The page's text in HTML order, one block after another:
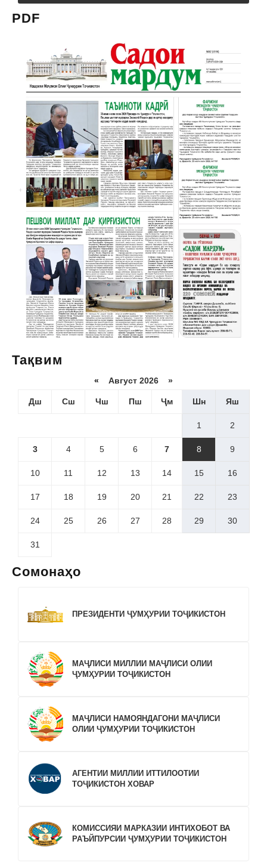
PDF
Тақвим
« Август 2026 »
Дш Сш Чш Пш Ҷм Шн Яш
1 2
3 4 5 6 7 8 9
10 11 12 13 14 15 16
17 18 19 20 21 22 23
24 25 26 27 28 29 30
31
Сомонаҳо
ПРЕЗИДЕНТИ ҶУМҲУРИИ ТОҶИКИСТОН
МАҶЛИСИ МИЛЛИИ МАҶЛИСИ ОЛИИ
ҶУМҲУРИИ ТОҶИКИСТОН
МАҶЛИСИ НАМОЯНДАГОНИ МАҶЛИСИ
ОЛИИ ҶУМҲУРИИ ТОҶИКИСТОН
АГЕНТИИ МИЛЛИИ ИТТИЛООТИИ
ТОҶИКИСТОН ХОВАР
КОМИССИЯИ МАРКАЗИИ ИНТИХОБОТ ВА
РАЪЙПУРСИИ ҶУМҲУРИИ ТОҶИКИСТОН